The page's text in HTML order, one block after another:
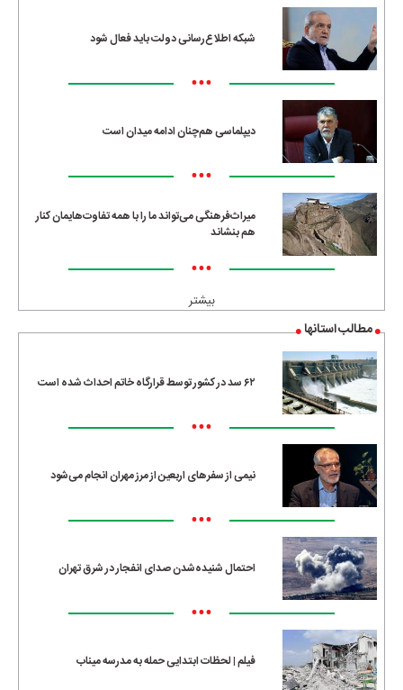
شبکه اطلاع‌رسانی دولت باید فعال شود
•••
دیپلماسی هم‌چنان ادامه میدان است
•••
میراث‌فرهنگی می‌تواند ما را با همه تفاوت‌هایمان کنار
هم بنشاند
•••
بیشتر
مطالب استانها
۶۲ سد در کشور توسط قرارگاه خاتم احداث شده است
•••
نیمی از سفرهای اربعین از مرز مهران انجام می‌شود
•••
احتمال شنیده‌شدن صدای انفجار در شرق تهران
•••
فیلم | لحظات ابتدایی حمله به مدرسه میناب